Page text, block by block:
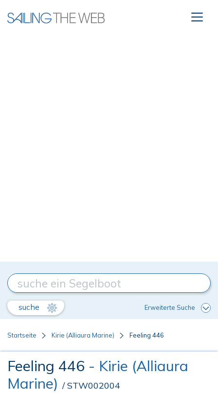
suche Erweiterte Suche
Startseite Kirie (Alliaura Marine) Feeling 446
Feeling 446 - Kirie (Alliaura
Marine) / STW002004